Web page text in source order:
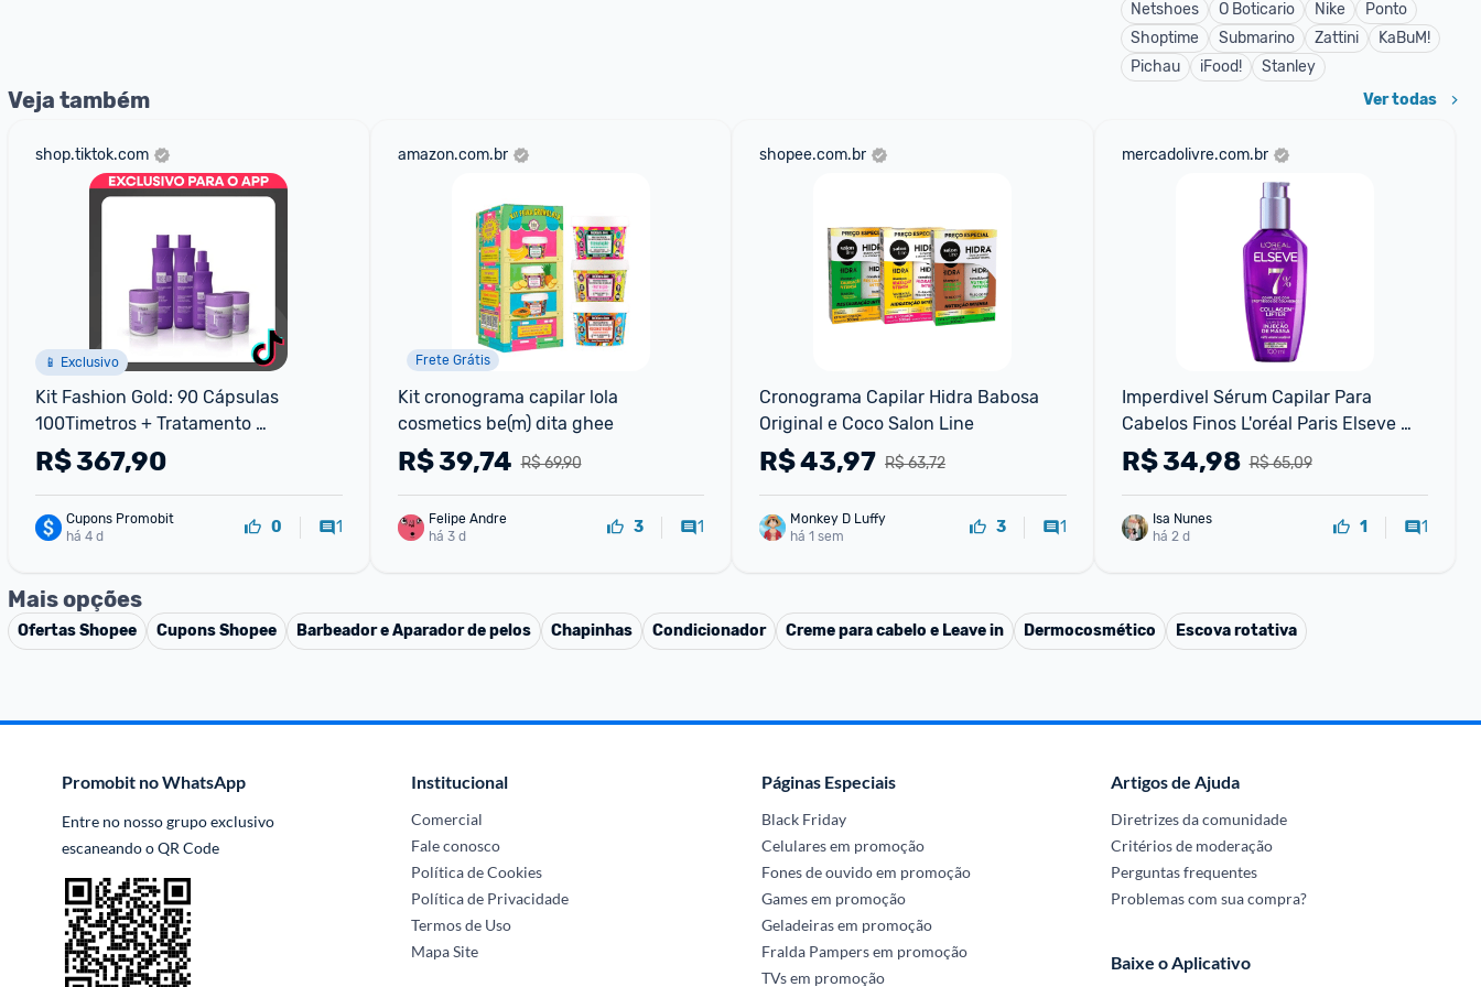
Netshoes
O Boticario Nike
Ponto
Shoptime
Submarino Zattini
KaBuM!
Pichau
iFood! Stanley
Veja também Ver todas
shop.tiktok.com
📱 Exclusivo
Kit Fashion Gold: 90 Cápsulas
100Timetros + Tratamento
Antiqueda Capilar
R$367,90
Cupons Promobit
há 4 d
0 1
amazon.com.br
Frete Grátis
Kit cronograma capilar lola
cosmetics be(m) dita ghee
R$ 69,90
R$39,74
Felipe Andre
há 3 d
3 1
shopee.com.br
Cronograma Capilar Hidra Babosa
Original e Coco Salon Line
R$ 63,72
R$43,97
Monkey D Luffy
há 1 sem
3 1
mercadolivre.com.br
Imperdivel Sérum Capilar Para
Cabelos Finos L'oréal Paris Elseve
Collagen Lifter Leave-in
R$ 65,09
R$34,98
Isa Nunes
há 2 d
1 1
Mais opções
OfertasShopee CuponsShopee Barbeador e Aparador de pelos Chapinhas Condicionador Creme para cabelo e Leave in Dermocosmético Escova rotativa
Promobit no WhatsApp
Entre no nosso grupo exclusivo
escaneando o QR Code
Institucional
Comercial
Fale conosco
Política de Cookies
Política de Privacidade
Termos de Uso
Mapa Site
Páginas Especiais
Black Friday
Celulares em promoção
Fones de ouvido em promoção
Games em promoção
Geladeiras em promoção
Fralda Pampers em promoção
TVs em promoção
Artigos de Ajuda
Diretrizes da comunidade
Critérios de moderação
Perguntas frequentes
Problemas com sua compra?
Baixe o Aplicativo